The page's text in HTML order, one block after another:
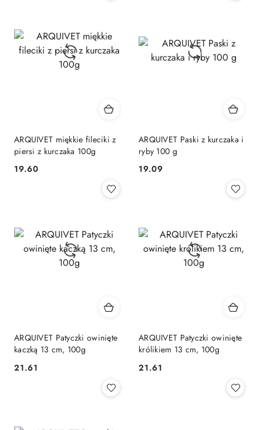
ARQUIVET miękkie fileciki z
piersi z kurczaka 100g
Cena:
19.60
ARQUIVET Paski z kurczaka i
ryby 100 g
Cena:
19.09
ARQUIVET Patyczki owinięte
kaczką 13 cm, 100g
Cena:
21.61
ARQUIVET Patyczki owinięte
królikiem 13 cm, 100g
Cena:
21.61